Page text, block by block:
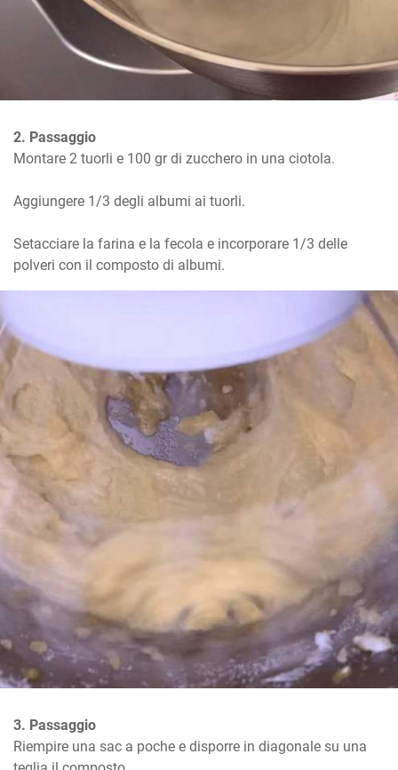
2. Passaggio
Montare 2 tuorli e 100 gr di zucchero in una ciotola.
Aggiungere 1/3 degli albumi ai tuorli.
Setacciare la farina e la fecola e incorporare 1/3 delle
polveri con il composto di albumi.
3. Passaggio
Riempire una sac a poche e disporre in diagonale su una